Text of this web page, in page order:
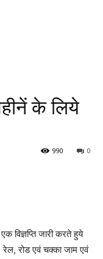
के लिये
0
990
विज्ञप्ति जारी करते हुये
रेल, रोड एवं चक्का जाम एवं